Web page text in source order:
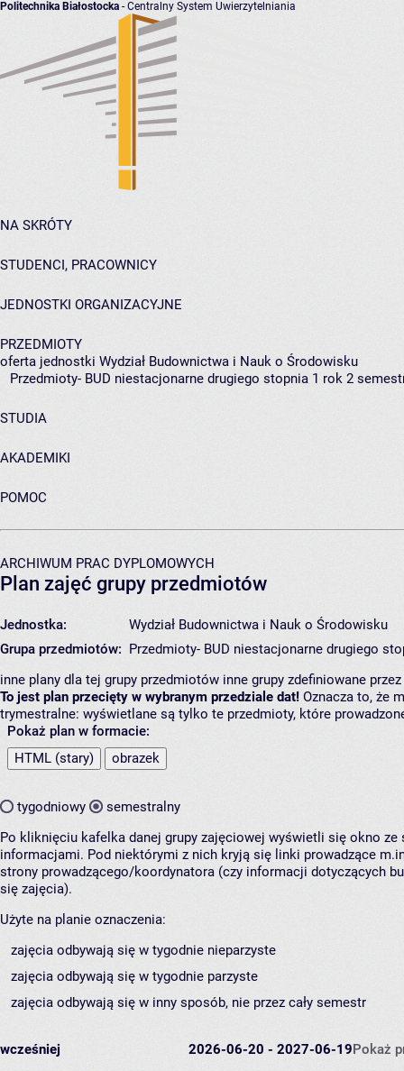
Politechnika Białostocka - Centralny System Uwierzytelniania
NA SKRÓTY
STUDENCI, PRACOWNICY
JEDNOSTKI ORGANIZACYJNE
PRZEDMIOTY
oferta jednostki Wydział Budownictwa i Nauk o Środowisku
Przedmioty- BUD niestacjonarne drugiego stopnia 1 rok 2
STUDIA
AKADEMIKI
POMOC
ARCHIWUM PRAC DYPLOMOWYCH
Plan zajęć grupy przedmiotów
Jednostka:
Wydział Budownictwa i Nauk o Środowisku
Grupa przedmiotów: Przedmioty- BUD niestacjonarne drugiego
inne plany dla tej grupy przedmiotów inne grupy zdefiniowane
To jest plan przecięty w wybranym przedziale dat! Oznacza to, że
trymestralne: wyświetlane są tylko te przedmioty, które
Pokaż plan w formacie:
HTML (stary)
obrazek
tygodniowy
semestralny
Po kliknięciu kafelka danej grupy zajęciowej wyświetli się okno ze
informacjami. Pod niektórymi z nich kryją się linki prowadzące
strony prowadzącego/koordynatora (czy informacji dotyczących
się zajęcia).
Użyte na planie oznaczenia:
zajęcia odbywają się w tygodnie nieparzyste
zajęcia odbywają się w tygodnie parzyste
zajęcia odbywają się w inny sposób, nie przez cały semestr
wcześniej 2026-06-20 - 2027-06-19Pokaż